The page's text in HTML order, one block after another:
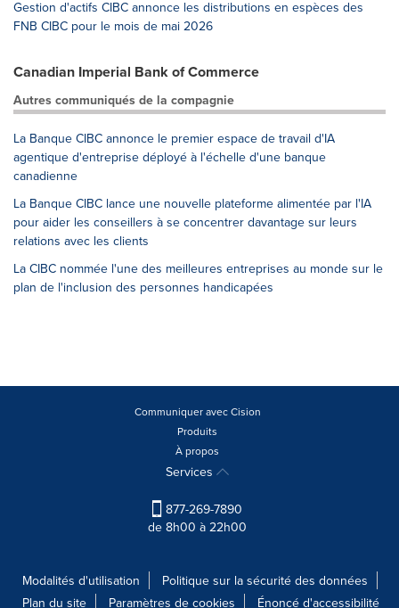
Gestion d'actifs CIBC annonce les distributions en espèces des
FNB CIBC pour le mois de mai 2026
Canadian Imperial Bank of Commerce
Autres communiqués de la compagnie
La Banque CIBC annonce le premier espace de travail d'IA
agentique d'entreprise déployé à l'échelle d'une banque
canadienne
La Banque CIBC lance une nouvelle plateforme alimentée par l'IA
pour aider les conseillers à se concentrer davantage sur leurs
relations avec les clients
La CIBC nommée l'une des meilleures entreprises au monde sur le
plan de l'inclusion des personnes handicapées
Communiquer avec Cision
Produits
À propos
Services
877-269-7890
de 8h00 à 22h00
Modalités d'utilisation
Politique sur la sécurité des données
Plan du site
Paramètres de cookies Énoncé d'accessibilité